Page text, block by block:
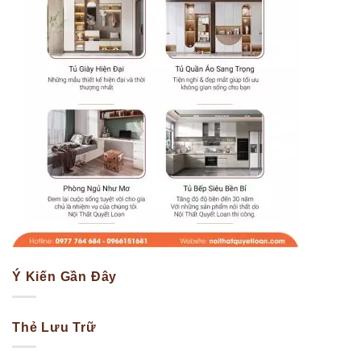
Ý Kiến Gần Đây
Thẻ Lưu Trữ